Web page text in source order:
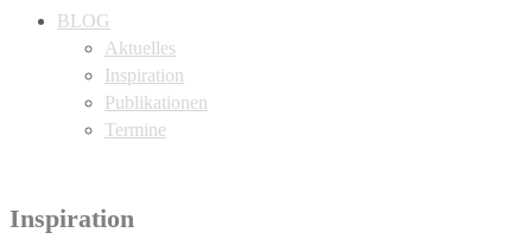
BLOG
Aktuelles
Inspiration
Publikationen
Termine
Inspiration